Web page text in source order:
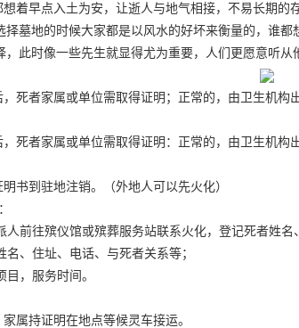
想着早点入土为安，让逝人与地气相接，不易长期
择墓地的时候大家都是以风水的好坏来衡量的，谁
，此时像一些先生就显得尤为重要，人们更愿意听从
，死者家属或单位需取得证明；正常的，由卫生机构
，死者家属或单位需取得证明：正常的，由卫生机构
书到驻地注销。（外地人可以先火化）
人前往殡仪馆或殡葬服务站联系火化，登记死者姓
名、住址、电话、与死者关系等；
目，服务时间。
属持证明在地点等候灵车接运。